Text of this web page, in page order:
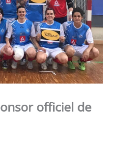
officiel de